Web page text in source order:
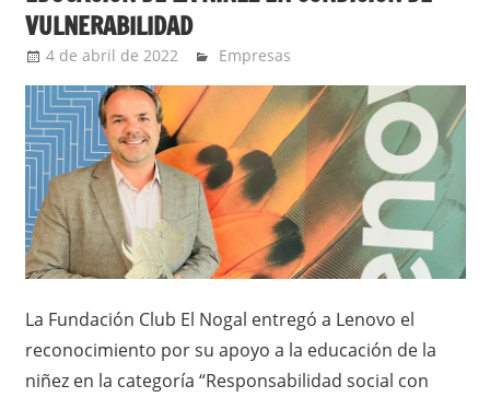
VULNERABILIDAD
4 de abril de 2022 Ernesto Herrera
Empresas
La Fundación Club El Nogal entregó a Lenovo el
reconocimiento por su apoyo a la educación de la
niñez en la categoría “Responsabilidad social con